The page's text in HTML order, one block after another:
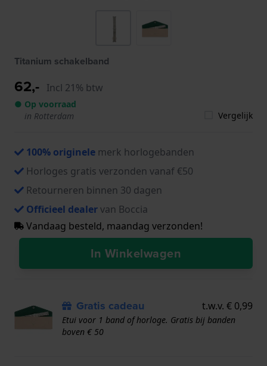
Titanium schakelband
62,- Incl 21% btw
● Op voorraad
in Rotterdam
Vergelijk
100% originele merk horlogebanden
Horloges gratis verzonden vanaf €50
Retourneren binnen 30 dagen
Officieel dealervan Boccia
Vandaag besteld, maandag verzonden!
In Winkelwagen
Gratis cadeau t.w.v. € 0,99
Etui voor 1 band of horloge. Gratis bij banden
boven € 50